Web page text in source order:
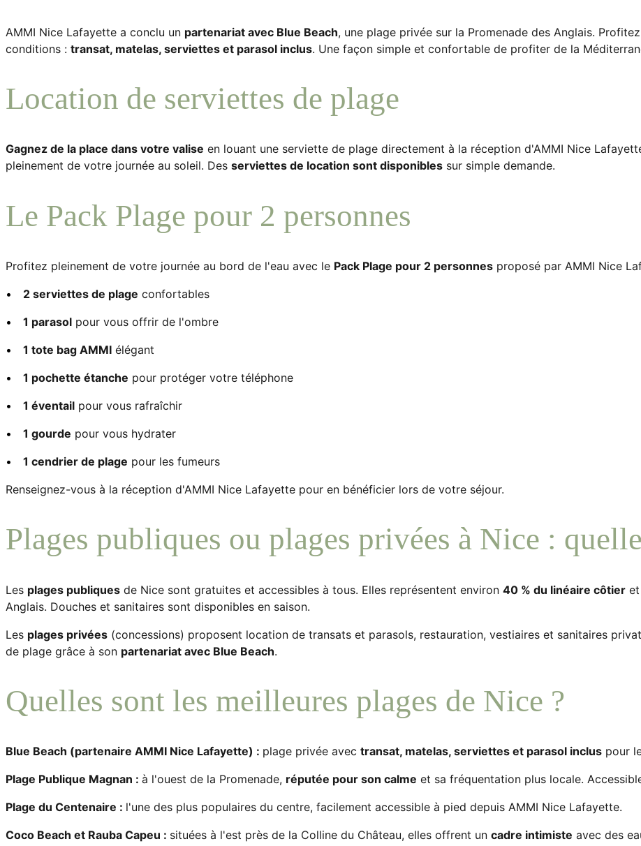
AMMI Nice Lafayette a conclu un partenariat avec Blue Beach, une plage privée sur la Promenade des Anglais.
conditions : transat, matelas, serviettes et parasol inclus. Une façon simple et confortable de profiter de la
Location de serviettes de plage
Gagnez de la place dans votre valise en louant une serviette de plage directement à la réception d'AMMI Nice
pleinement de votre journée au soleil. Des serviettes de location sont disponibles sur simple demande.
Le Pack Plage pour 2 personnes
Profitez pleinement de votre journée au bord de l'eau avec le Pack Plage pour 2 personnes proposé par AMMI Nice
•
2 serviettes de plage confortables
•
1 parasol pour vous offrir de l'ombre
•
1 tote bag AMMI élégant
•
1 pochette étanche pour protéger votre téléphone
•
1 éventail pour vous rafraîchir
•
1 gourde pour vous hydrater
•
1 cendrier de plage pour les fumeurs
Renseignez-vous à la réception d'AMMI Nice Lafayette pour en bénéficier lors de votre séjour.
Plages publiques ou plages privées à Nice :
Les plages publiques de Nice sont gratuites et accessibles à tous. Elles représentent environ 40 % du linéaire côtier
Anglais. Douches et sanitaires sont disponibles en saison.
Les plages privées (concessions) proposent location de transats et parasols, restauration, vestiaires et sanitaires
de plage grâce à son partenariat avec Blue Beach.
Quelles sont les meilleures plages de Nice ?
Blue Beach (partenaire AMMI Nice Lafayette) : plage privée avec transat, matelas, serviettes et parasol inclus pour
Plage Publique Magnan : à l'ouest de la Promenade, réputée pour son calme et sa fréquentation plus locale.
Plage du Centenaire : l'une des plus populaires du centre, facilement accessible à pied depuis AMMI Nice Lafayette.
Coco Beach et Rauba Capeu : situées à l'est près de la Colline du Château, elles offrent un cadre intimiste avec des